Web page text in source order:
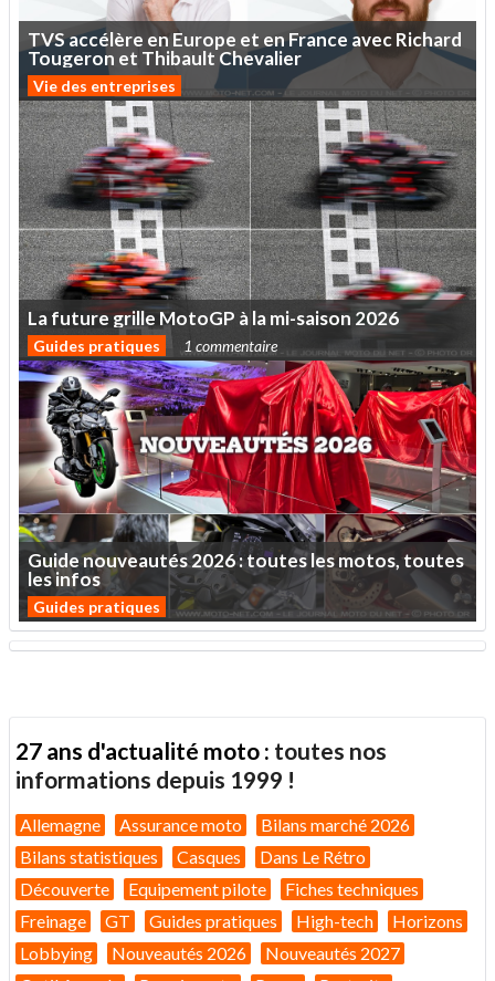
TVSaccélère enEurope et enFrance avecRichard
Tougeron et Thibault Chevalier
Vie des entreprises
Lafuturegrille MotoGP àlami-saison 2026
Guides pratiques 1 commentaire
Guidenouveautés2026:touteslesmotos,toutes
lesinfos
Guides pratiques
27 ans d'actualité moto : toutes nos
informations depuis 1999 !
Allemagne Assurance moto
Bilans marché 2026
Bilans statistiques
Casques
Dans Le Rétro
Découverte
Equipement pilote
Fiches techniques
Freinage
GT Guides pratiques High-tech
Horizons
Lobbying
Nouveautés 2026
Nouveautés 2027